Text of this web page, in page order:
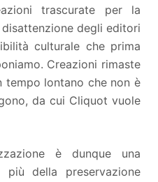
trascurate per la
degli editori
culturale che prima
Creazioni rimaste
tempo lontano che non è
da cui Cliquot vuole
è dunque una
della preservazione